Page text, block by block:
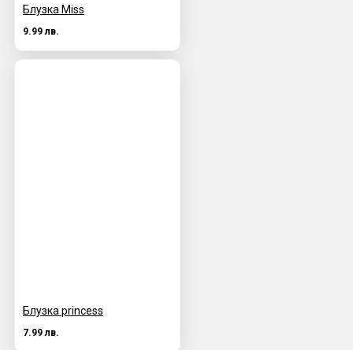
Блузка Miss
9.99 лв.
Блузка princess
7.99 лв.